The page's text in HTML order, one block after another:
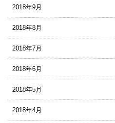
2018年9月
2018年8月
2018年7月
2018年6月
2018年5月
2018年4月